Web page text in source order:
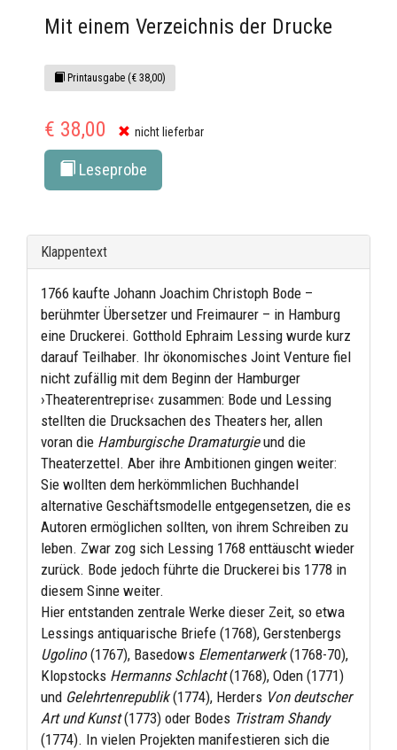
Mit einem Verzeichnis der Drucke
Printausgabe (€ 38,00)
€ 38,00 nicht lieferbar
Leseprobe
Klappentext
1766 kaufte Johann Joachim Christoph Bode –
berühmter Übersetzer und Freimaurer – in Hamburg
eine Druckerei. Gotthold Ephraim Lessing wurde kurz
darauf Teilhaber. Ihr ökonomisches Joint Venture fiel
nicht zufällig mit dem Beginn der Hamburger
›Theaterentreprise‹ zusammen: Bode und Lessing
stellten die Drucksachen des Theaters her, allen
voran die Hamburgische Dramaturgieund die
Theaterzettel. Aber ihre Ambitionen gingen weiter:
Sie wollten dem herkömmlichen Buchhandel
alternative Geschäftsmodelle entgegensetzen, die es
Autoren ermöglichen sollten, von ihrem Schreiben zu
leben. Zwar zog sich Lessing 1768 enttäuscht wieder
zurück. Bode jedoch führte die Druckerei bis 1778 in
diesem Sinne weiter.
Hier entstanden zentrale Werke dieser Zeit, so etwa
Lessings antiquarische Briefe (1768), Gerstenbergs
Ugolino(1767), Basedows Elementarwerk(1768-70),
Klopstocks Hermanns Schlacht(1768), Oden (1771)
und Gelehrtenrepublik(1774), Herders Von deutscher
Art und Kunst(1773) oder Bodes Tristram Shandy
(1774). In vielen Projekten manifestieren sich die